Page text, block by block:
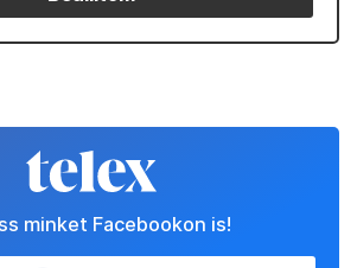
minket Facebookon is!